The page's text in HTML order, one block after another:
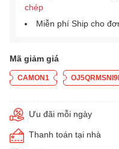
chép
Miễn phí Ship cho
Mã giảm giá
CAMON1
Ưu đãi mỗi ngày
Thanh toán tại nhà